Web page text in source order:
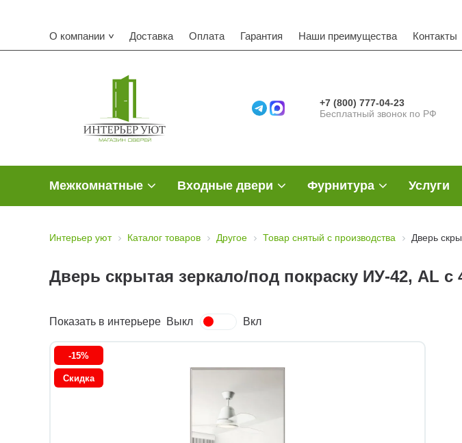
О компании Доставка Оплата Гарантия Наши преимущества Контакты
+7 (800) 777-04-23
Бесплатный звонок по РФ
Межкомнатные Входные двери Фурнитура Услуги
Интерьер уют Каталог товаров Другое Товар снятый с производства Дверь
Дверь скрытая зеркало/под покраску ИУ-42, AL с
Показать в интерьере Выкл Вкл
-15%
Скидка